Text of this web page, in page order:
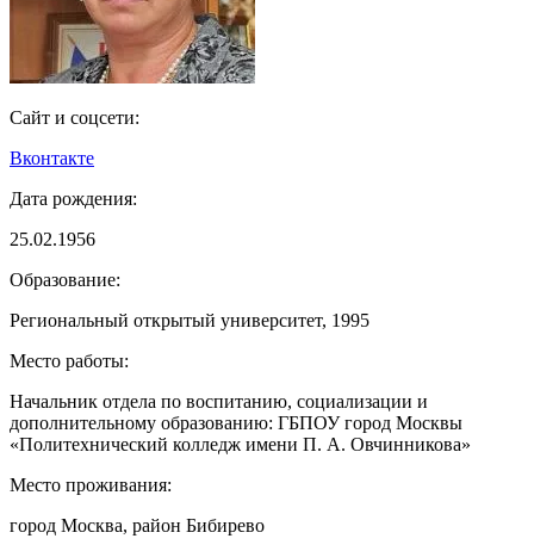
Сайт и соцсети:
Вконтакте
Дата рождения:
25.02.1956
Образование:
Региональный открытый университет, 1995
Место работы:
Начальник отдела по воспитанию, социализации и
дополнительному образованию: ГБПОУ город Москвы
«Политехнический колледж имени П. А. Овчинникова»
Место проживания:
город Москва, район Бибирево